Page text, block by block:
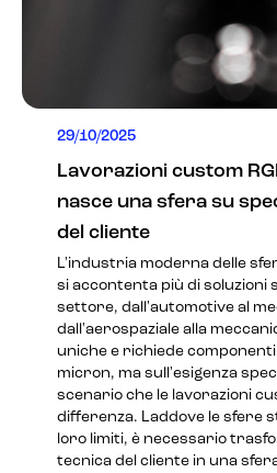
29/10/2025
Lavorazioni custom
nasce una sfera su
del cliente
L'industria moderna delle
si accontenta più di soluzioni
settore, dall'automotive al
dall'aerospaziale alla
uniche e richiede
micron, ma sull'esigenza
scenario che le lavorazioni
differenza. Laddove le sfere
loro limiti, è necessario
tecnica del cliente in una